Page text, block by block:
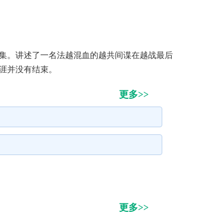
讲述了一名法越混血的越共间谍在越战最后
并没有结束。
更多>>
更多>>